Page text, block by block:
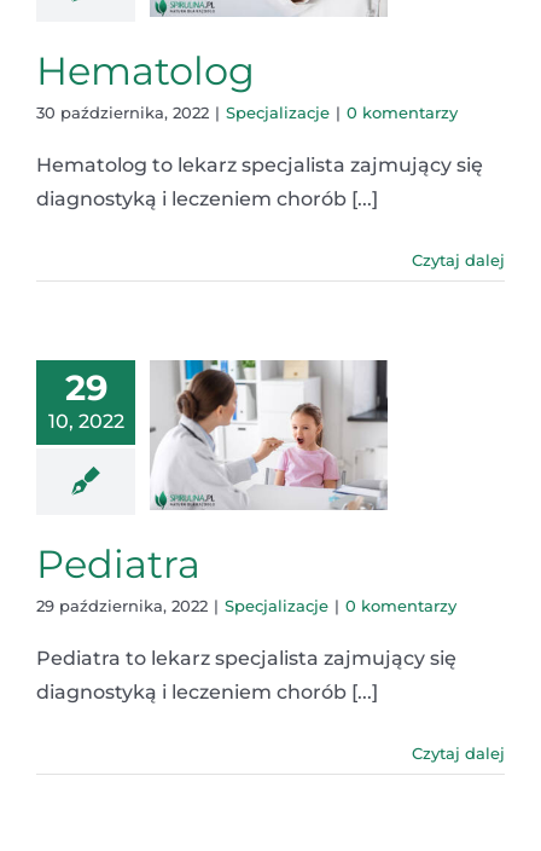
Hematolog
30 października, 2022 | Specjalizacje | 0 komentarzy
Hematolog to lekarz specjalista zajmujący się
diagnostyką i leczeniem chorób [...]
Czytaj dalej
29
10, 2022
Pediatra
29 października, 2022 | Specjalizacje | 0 komentarzy
Pediatra to lekarz specjalista zajmujący się
diagnostyką i leczeniem chorób [...]
Czytaj dalej